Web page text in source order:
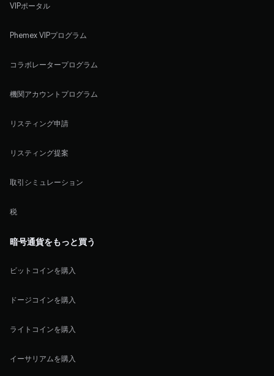
VIPポータル
Phemex VIPプログラム
コラボレータープログラム
機関アカウントプログラム
リスティング申請
リスティング提案
取引シミュレーション
税
暗号通貨をもっと買う
ビットコインを購入
ドージコインを購入
ライトコインを購入
イーサリアムを購入